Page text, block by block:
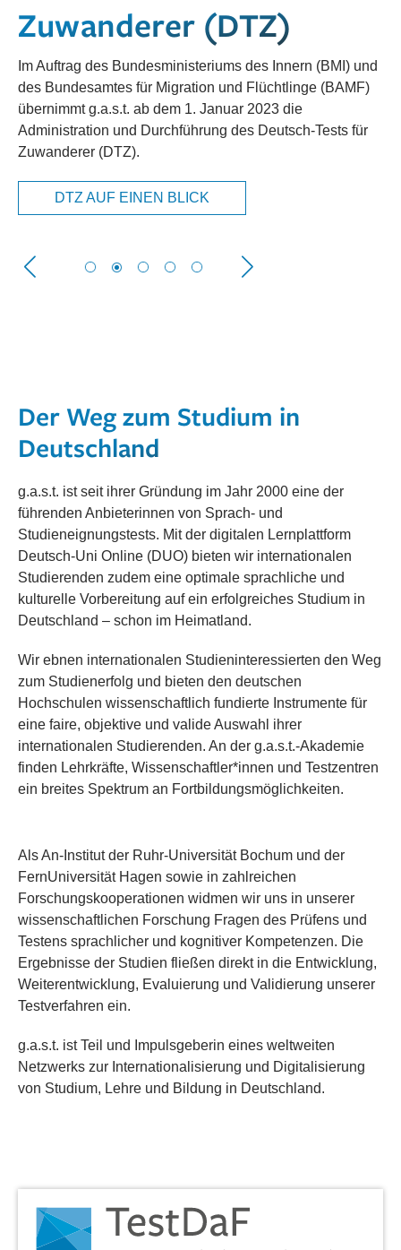
Zuwanderer (DTZ)
Im Auftrag des Bundesministeriums des Innern (BMI) und
des Bundesamtes für Migration und Flüchtlinge (BAMF)
übernimmt g.a.s.t. ab dem 1. Januar 2023 die
Administration und Durchführung des Deutsch-Tests für
Zuwanderer (DTZ).
DTZ AUF EINEN BLICK
Der Weg zum Studium in
Deutschland
g.a.s.t. ist seit ihrer Gründung im Jahr 2000 eine der
führenden Anbieterinnen von Sprach- und
Studieneignungstests. Mit der digitalen Lernplattform
Deutsch-Uni Online (DUO) bieten wir internationalen
Studierenden zudem eine optimale sprachliche und
kulturelle Vorbereitung auf ein erfolgreiches Studium in
Deutschland – schon im Heimatland.
Wir ebnen internationalen Studieninteressierten den Weg
zum Studienerfolg und bieten den deutschen
Hochschulen wissenschaftlich fundierte Instrumente für
eine faire, objektive und valide Auswahl ihrer
internationalen Studierenden. An der g.a.s.t.-Akademie
finden Lehrkräfte, Wissenschaftler*innen und Testzentren
ein breites Spektrum an Fortbildungsmöglichkeiten.
Als An-Institut der Ruhr-Universität Bochum und der
FernUniversität Hagen sowie in zahlreichen
Forschungskooperationen widmen wir uns in unserer
wissenschaftlichen Forschung Fragen des Prüfens und
Testens sprachlicher und kognitiver Kompetenzen. Die
Ergebnisse der Studien fließen direkt in die Entwicklung,
Weiterentwicklung, Evaluierung und Validierung unserer
Testverfahren ein.
g.a.s.t. ist Teil und Impulsgeberin eines weltweiten
Netzwerks zur Internationalisierung und Digitalisierung
von Studium, Lehre und Bildung in Deutschland.